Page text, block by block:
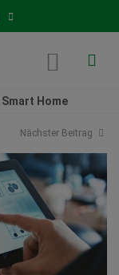
Smart Home
Nächster Beitrag